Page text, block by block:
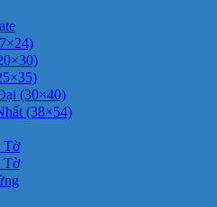
(30×40)
(38×54)
Tờ
Tờ